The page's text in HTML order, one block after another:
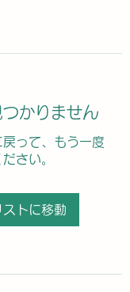
かりません
って、もう一度
さい。
トに移動